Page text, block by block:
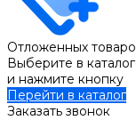
Отложенных
Выберите в
и нажмите кнопку
Перейти в каталог
Заказать звонок